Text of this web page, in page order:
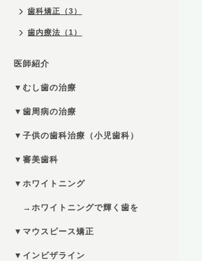
歯科矯正（3）
歯内療法（1）
医師紹介
▼むし歯の治療
▼歯周病の治療
▼子供の歯科治療（小児歯科）
▼審美歯科
▼ホワイトニング
→ホワイトニングで輝く歯を
▼マウスピース矯正
▼インビザライン